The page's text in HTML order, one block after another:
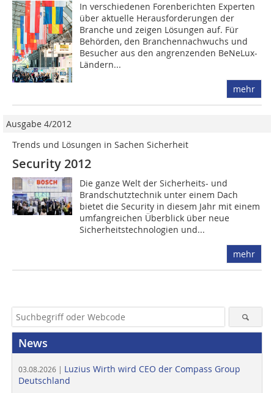
In verschiedenen Forenberichten Experten
über aktuelle Herausforderungen der
Branche und zeigen Lösungen auf. Für
Behörden, den Branchennachwuchs und
Besucher aus den angrenzenden BeNeLux-
Ländern...
mehr
Ausgabe 4/2012
Trends und Lösungen in Sachen Sicherheit
Security 2012
Die ganze Welt der Sicherheits- und
Brandschutztechnik unter einem Dach
bietet die Security in diesem Jahr mit einem
umfangreichen Überblick über neue
Sicherheitstechnologien und...
mehr
News
03.08.2026 | Luzius Wirth wird CEO der Compass Group
Deutschland